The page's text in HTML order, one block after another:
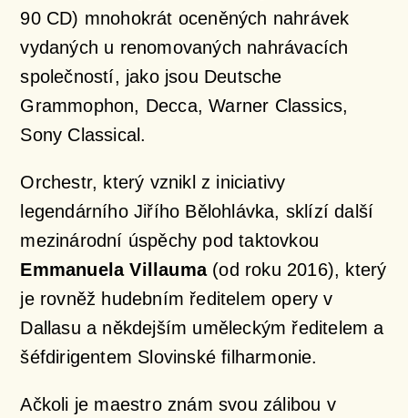
90 CD) mnohokrát oceněných nahrávek
vydaných u renomovaných nahrávacích
společností, jako jsou Deutsche
Grammophon, Decca, Warner Classics,
Sony Classical.
Orchestr, který vznikl z iniciativy
legendárního Jiřího Bělohlávka, sklízí další
mezinárodní úspěchy pod taktovkou
Emmanuela Villauma (od roku 2016), který
je rovněž hudebním ředitelem opery v
Dallasu a někdejším uměleckým ředitelem a
šéfdirigentem Slovinské filharmonie.
Ačkoli je maestro znám svou zálibou v